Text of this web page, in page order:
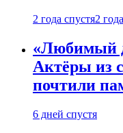
2 года спустя2
«Любимый
Актёры из
почтили
6 дней спустя